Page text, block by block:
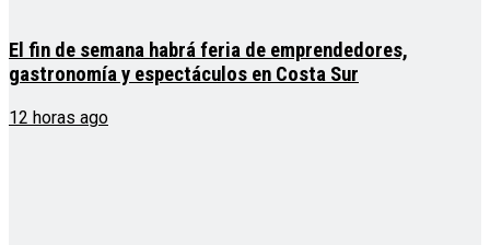
El fin de semana habrá feria de emprendedores,
gastronomía y espectáculos en Costa Sur
12 horas ago